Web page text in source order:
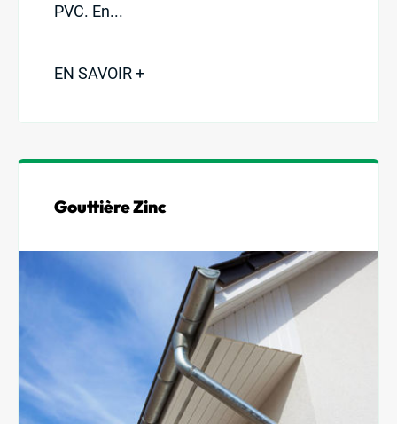
PVC. En...
EN SAVOIR +
Gouttière Zinc
Nos produits
Nos services
Demander un devis